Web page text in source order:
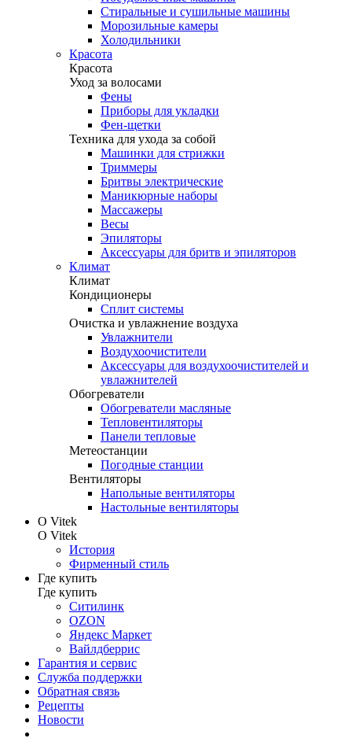
Стиральные и сушильные машины
Морозильные камеры
Холодильники
Красота
Красота
Уход за волосами
Фены
Приборы для укладки
Фен-щетки
Техника для ухода за собой
Машинки для стрижки
Триммеры
Бритвы электрические
Маникюрные наборы
Массажеры
Весы
Эпиляторы
Аксессуары для бритв и эпиляторов
Климат
Климат
Кондиционеры
Сплит системы
Очистка и увлажнение воздуха
Увлажнители
Воздухоочистители
Аксессуары для воздухоочистителей и
увлажнителей
Обогреватели
Обогреватели масляные
Тепловентиляторы
Панели тепловые
Метеостанции
Погодные станции
Вентиляторы
Напольные вентиляторы
Настольные вентиляторы
О Vitek
О Vitek
История
Фирменный стиль
Где купить
Где купить
Ситилинк
OZON
Яндекс Маркет
Вайлдберрис
Гарантия и сервис
Служба поддержки
Обратная связь
Рецепты
Новости